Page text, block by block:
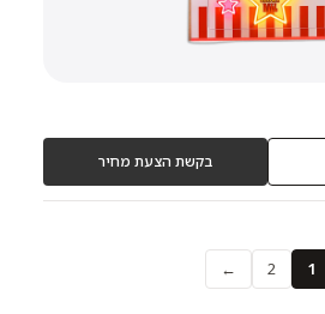
בקשת הצעת מחיר
1
2
←